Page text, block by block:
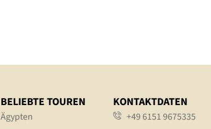
BELIEBTE TOUREN
Ägypten
KONTAKTDATEN
+49 6151 9675335